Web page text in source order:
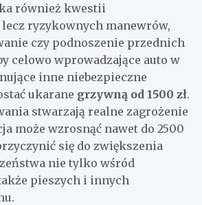
również kwestii
ryzykownych manewrów,
czy podnoszenie przednich
celowo wprowadzające auto w
inne niebezpieczne
ukarane grzywną od 1500 zł.
stwarzają realne zagrożenie
może wzrosnąć nawet do 2500
się do zwiększenia
nie tylko wśród
pieszych i innych